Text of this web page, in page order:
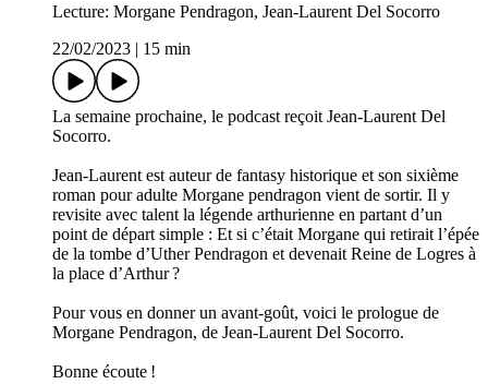
Lecture: Morgane Pendragon, Jean-Laurent Del Socorro
22/02/2023
15 min
La semaine prochaine, le podcast reçoit Jean-Laurent Del
Socorro.
Jean-Laurent est auteur de fantasy historique et son sixième
roman pour adulte Morgane pendragon vient de sortir. Il y
revisite avec talent la légende arthurienne en partant d’un
point de départ simple : Et si c’était Morgane qui retirait l’épée
de la tombe d’Uther Pendragon et devenait Reine de Logres à
la place d’Arthur ?
Pour vous en donner un avant-goût, voici le prologue de
Morgane Pendragon, de Jean-Laurent Del Socorro.
Bonne écoute !